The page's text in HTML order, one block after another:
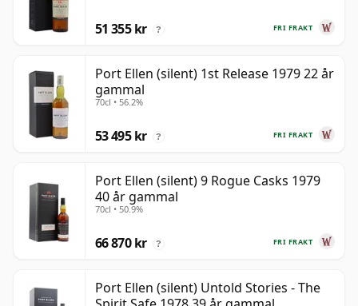
FRI FRAKT
51 355 kr ?
Port Ellen (silent) 1st Release 1979 22 år
gammal
70cl • 56.2%
FRI FRAKT
53 495 kr ?
Port Ellen (silent) 9 Rogue Casks 1979
40 år gammal
70cl • 50.9%
FRI FRAKT
66 870 kr ?
Port Ellen (silent) Untold Stories - The